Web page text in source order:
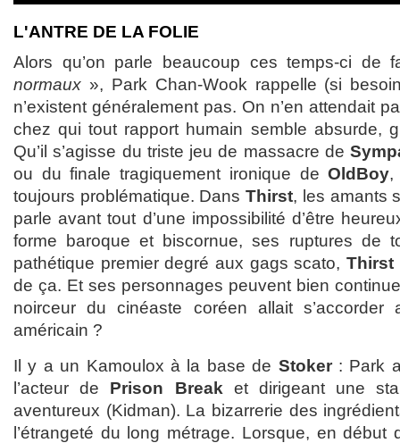
L'ANTRE DE LA FOLIE
Alors qu’on parle beaucoup ces temps-ci de
normaux », Park Chan-Wook rappelle (si
n’existent généralement pas. On n’en attendait
chez qui tout rapport humain semble absurde,
Qu’il s’agisse du triste jeu de massacre de
ou du finale tragiquement ironique deOldBoy,
toujours problématique. DansThirst, les amants
parle avant tout d’une impossibilité d’être
forme baroque et biscornue, ses ruptures de
pathétique premier degré aux gags scato,Thirst
de ça. Et ses personnages peuvent bien
noirceur du cinéaste coréen allait s’accorder
américain ?
Il y a un Kamoulox à la base de Stoker: Park
l’acteur de Prison Break et dirigeant une
aventureux (Kidman). La bizarrerie des
l’étrangeté du long métrage. Lorsque, en début